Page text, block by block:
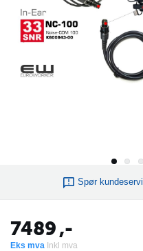
Spør
7489,-
Eks mva Inkl mva